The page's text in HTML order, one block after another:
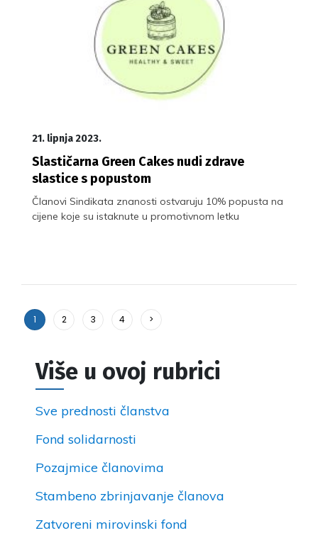
21. lipnja 2023.
Slastičarna Green Cakes nudi zdrave
slastice s popustom
Članovi Sindikata znanosti ostvaruju 10% popusta na
cijene koje su istaknute u promotivnom letku
1 2 3 4 >
Više u ovoj rubrici
Sve prednosti članstva
Fond solidarnosti
Pozajmice članovima
Stambeno zbrinjavanje članova
Zatvoreni mirovinski fond